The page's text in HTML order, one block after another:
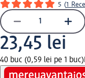
5 (1
23,45 lei
40 buc (0,59 lei pe 1 buc)